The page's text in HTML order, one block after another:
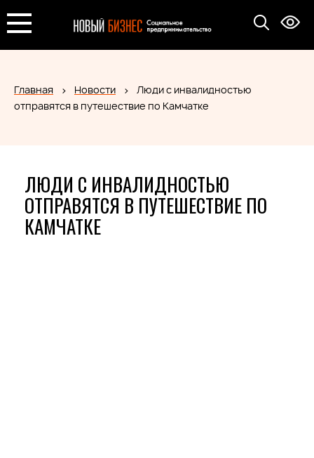
Главная Новости
Люди с инвалидностью
отправятся в путешествие по Камчатке
ЛЮДИ С ИНВАЛИДНОСТЬЮ
ОТПРАВЯТСЯ В ПУТЕШЕСТВИЕ ПО
КАМЧАТКЕ